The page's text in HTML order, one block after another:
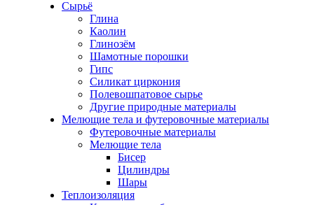
Сырьё
Глина
Каолин
Глинозём
Шамотные порошки
Гипс
Силикат циркония
Полевошпатовое сырье
Другие природные материалы
Мелющие тела и футеровочные материалы
Футеровочные материалы
Мелющие тела
Бисер
Цилиндры
Шары
Теплоизоляция